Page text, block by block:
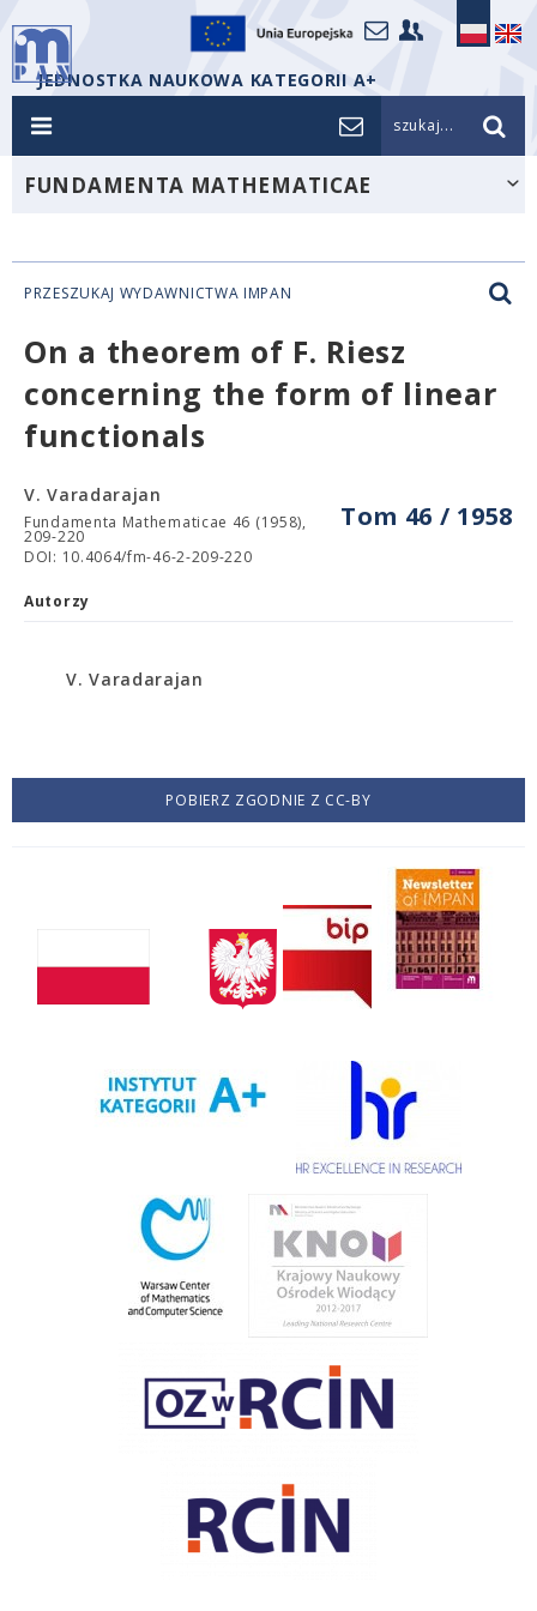
JEDNOSTKA NAUKOWA KATEGORII A+
szukaj...
FUNDAMENTA MATHEMATICAE
PRZESZUKAJ WYDAWNICTWA IMPAN
On a theorem of F. Riesz
concerning the form of linear
functionals
Tom 46 / 1958
V. Varadarajan
Fundamenta Mathematicae 46 (1958),
209-220
DOI: 10.4064/fm-46-2-209-220
Autorzy
V. Varadarajan
POBIERZ ZGODNIE Z CC-BY